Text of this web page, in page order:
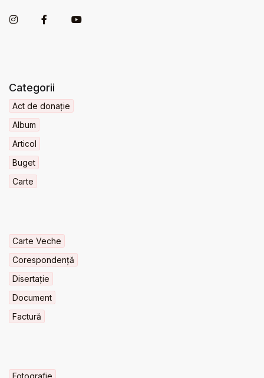
Categorii
Act de donație
Album
Articol
Buget
Carte
Carte Veche
Corespondență
Disertație
Document
Factură